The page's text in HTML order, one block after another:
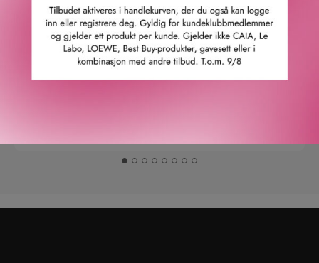
Anette L.
Verifisert kunde
06/08/2026